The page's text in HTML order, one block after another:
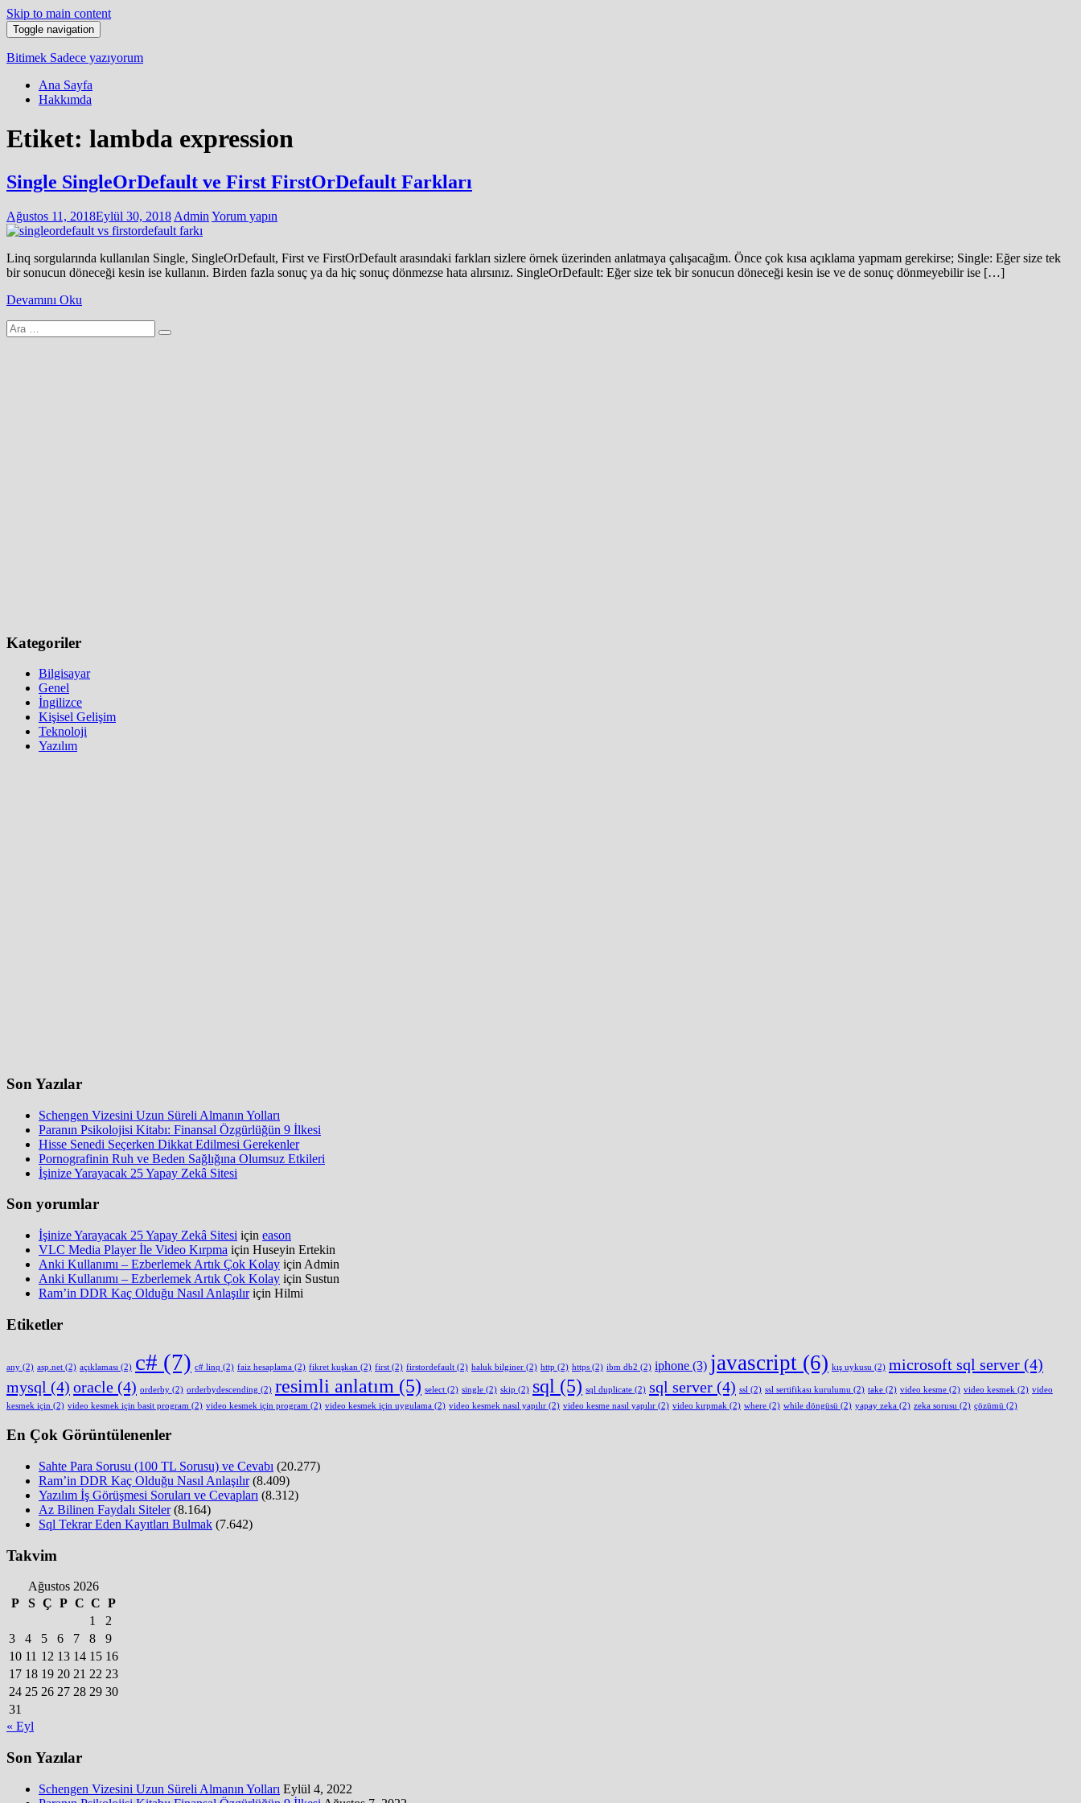
Skip to main content
Toggle navigation
Bitimek Sadece yazıyorum
Ana Sayfa
Hakkımda
Etiket: lambda expression
Single SingleOrDefault ve First FirstOrDefault Farkları
Ağustos 11, 2018Eylül 30, 2018 Admin Yorum yapın
Linq sorgularında kullanılan Single, SingleOrDefault, First ve FirstOrDefault arasındaki farkları sizlere örnek üzerinden anlatmaya çalışacağım. Önce çok kısa açıklama yapmam gerekirse; Single: Eğer size tek
bir sonucun döneceği kesin ise kullanın. Birden fazla sonuç ya da hiç sonuç dönmezse hata alırsınız. SingleOrDefault: Eğer size tek bir sonucun döneceği kesin ise ve de sonuç dönmeyebilir ise […]
Devamını Oku
Arama
yap:
Kategoriler
Bilgisayar
Genel
İngilizce
Kişisel Gelişim
Teknoloji
Yazılım
Son Yazılar
Schengen Vizesini Uzun Süreli Almanın Yolları
Paranın Psikolojisi Kitabı: Finansal Özgürlüğün 9 İlkesi
Hisse Senedi Seçerken Dikkat Edilmesi Gerekenler
Pornografinin Ruh ve Beden Sağlığına Olumsuz Etkileri
İşinize Yarayacak 25 Yapay Zekâ Sitesi
Son yorumlar
İşinize Yarayacak 25 Yapay Zekâ Sitesi için eason
VLC Media Player İle Video Kırpma için Huseyin Ertekin
Anki Kullanımı – Ezberlemek Artık Çok Kolay için Admin
Anki Kullanımı – Ezberlemek Artık Çok Kolay için Sustun
Ram’in DDR Kaç Olduğu Nasıl Anlaşılıriçin Hilmi
Etiketler
any (2) asp.net (2) açıklaması (2) c# (7) c# linq (2) faiz hesaplama (2) fikret kuşkan (2) first (2) firstordefault (2) haluk bilginer (2) http (2) https (2) ibm db2 (2) iphone (3) javascript (6) kış uykusu (2) microsoft sql server (4)
mysql (4) oracle (4) orderby (2) orderbydescending (2) resimli anlatım (5) select (2) single (2) skip (2) sql (5) sql duplicate (2) sql server (4) ssl (2) ssl sertifikası kurulumu (2) take (2) video kesme (2) video kesmek (2) video
kesmek için (2) video kesmek için basit program (2) video kesmek için program (2) video kesmek için uygulama (2) video kesmek nasıl yapılır (2) video kesme nasıl yapılır (2) video kırpmak (2) where (2) while döngüsü (2) yapay zeka (2) zeka sorusu (2) çözümü (2)
En Çok Görüntülenenler
Sahte Para Sorusu (100 TL Sorusu) ve Cevabı (20.277)
Ram’in DDR Kaç Olduğu Nasıl Anlaşılır (8.409)
Yazılım İş Görüşmesi Soruları ve Cevapları (8.312)
Az Bilinen Faydalı Siteler (8.164)
Sql Tekrar Eden Kayıtları Bulmak (7.642)
Takvim
Ağustos 2026
P
S Ç P C C P
1
2
3
4 5 6 7 8
9
10 11 12 13 14 15 16
17 18 19 20 21 22 23
24 25 26 27 28 29 30
31
« Eyl
Son Yazılar
Schengen Vizesini Uzun Süreli Almanın Yolları Eylül 4, 2022